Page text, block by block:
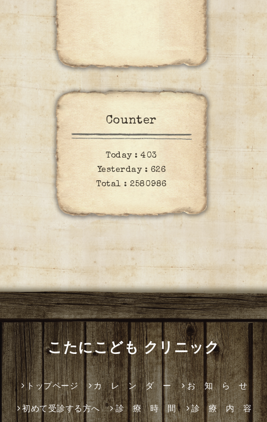
Counter
Today :403
Yesterday : 626
Total :2580986
こたにこども クリニック
トップページ カ レ ン ダ ー お 知 ら せ
初めて受診する方へ 診 療 時 間 診 療 内 容